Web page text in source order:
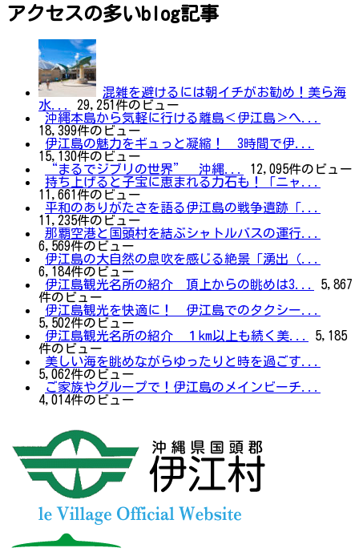
アクセスの多いblog記事
混雑を避けるには朝イチがお勧め！美ら海
水...
29,251件のビュー
沖縄本島から気軽に行ける離島＜伊江島＞へ...
18,399件のビュー
伊江島の魅力をギュっと凝縮！ 3時間で伊...
15,130件のビュー
“まるでジブリの世界” 沖縄...
12,095件のビュー
持ち上げると子宝に恵まれる力石も！「ニャ...
11,661件のビュー
平和のありがたさを語る伊江島の戦争遺跡「...
11,235件のビュー
那覇空港と国頭村を結ぶシャトルバスの運行...
6,569件のビュー
伊江島の大自然の息吹を感じる絶景「湧出（...
6,184件のビュー
伊江島観光名所の紹介 頂上からの眺めは3...
5,867
件のビュー
伊江島観光を快適に！ 伊江島でのタクシー...
5,502件のビュー
伊江島観光名所の紹介 １km以上も続く美...
5,185
件のビュー
美しい海を眺めながらゆったりと時を過ごす...
5,062件のビュー
ご家族やグループで！伊江島のメインビーチ...
4,014件のビュー